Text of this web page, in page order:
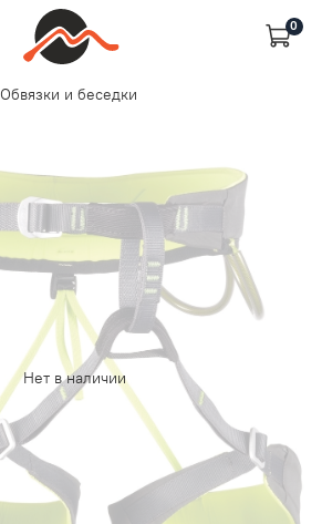
0
Обвязки и беседки
Нет в наличии